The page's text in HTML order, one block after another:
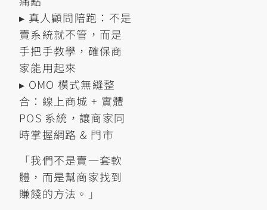
▸ 真人顧問陪跑：不是
賣系統就不管，而是
手把手教學，確保商
家能用起來
▸ OMO 模式無縫整
合：線上商城 + 實體
POS 系統，讓商家同
時掌握網路 & 門市
「我們不是賣一套軟
體，而是幫商家找到
賺錢的方法。」